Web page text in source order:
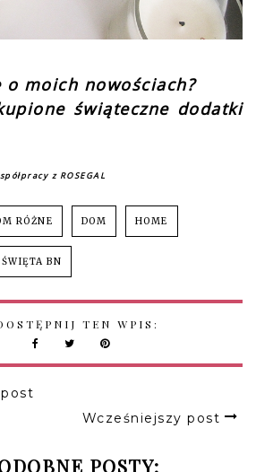
o moich nowościach?
świąteczne dodatki
z ROSEGAL
RÓŻNE DOM HOME
ŚWIĘTA BN
TEN WPIS:
Wcześniejszy post
POSTY: